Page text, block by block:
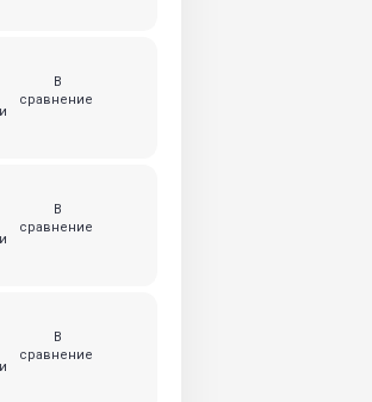
В
сравнение
В
сравнение
В
сравнение